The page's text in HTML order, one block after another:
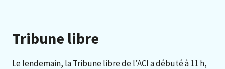
Tribune libre
Le lendemain, la Tribune libre de l’ACI a débuté à 11 h,